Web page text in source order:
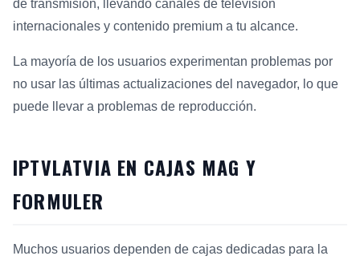
de transmisión, llevando canales de televisión
internacionales y contenido premium a tu alcance.
La mayoría de los usuarios experimentan problemas por
no usar las últimas actualizaciones del navegador, lo que
puede llevar a problemas de reproducción.
IPTVLATVIA EN CAJAS MAG Y
FORMULER
Muchos usuarios dependen de cajas dedicadas para la